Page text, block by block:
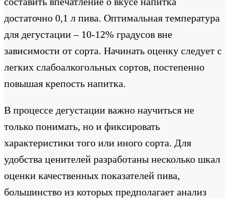
достаточно 0,1 л пива. Оптимальная температура
для дегустации – 10-12% градусов вне
зависимости от сорта. Начинать оценку следует с
легких слабоалкогольных сортов, постепенно
повышая крепость напитка.
В процессе дегустации важно научиться не
только понимать, но и фиксировать
характеристики того или иного сорта. Для
удобства ценителей разработаны несколько шкал
оценки качественных показателей пива,
большинство из которых предполагает анализ